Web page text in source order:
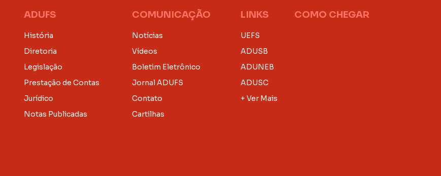
ADUFS
História
Diretoria
Legislação
Prestação de Contas
Jurídico
Notas Publicadas
COMUNICAÇÃO
Notícias
Vídeos
Boletim Eletrônico
Jornal ADUFS
Contato
Cartilhas
LINKS
UEFS
ADUSB
ADUNEB
ADUSC
+ Ver Mais
COMO CHEGAR